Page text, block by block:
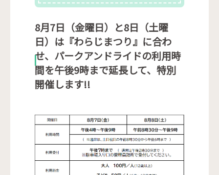
8月7日（金曜日）と8日（土曜
日）は『わらじまつり』に合わ
せ、パークアンドライドの利用時
間を午後9時まで延長して、特別
開催します!!